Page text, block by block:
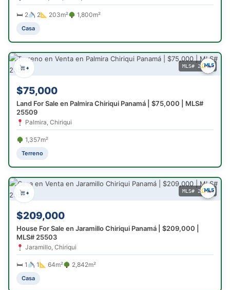
🛏 2 2 203m² 1,800m²
Casa
MLS# 25509
$75,000
Land For Sale en Palmira Chiriqui Panamá | $75,000 | MLS#
25509
Palmira, Chiriqui
1,357m²
Terreno
+
MLS# 25503
$209,000
House For Sale en Jaramillo Chiriqui Panamá | $209,000 |
MLS# 25503
Jaramillo, Chiriqui
🛏 1 1 64m² 2,842m²
Casa
+